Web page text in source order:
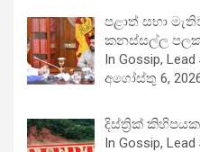
පළාත් සභා
කනස්සල්ල
In Gossip,
අගෝස්තු 6,
දිස්ත්‍රික්
In Gossip, Lead